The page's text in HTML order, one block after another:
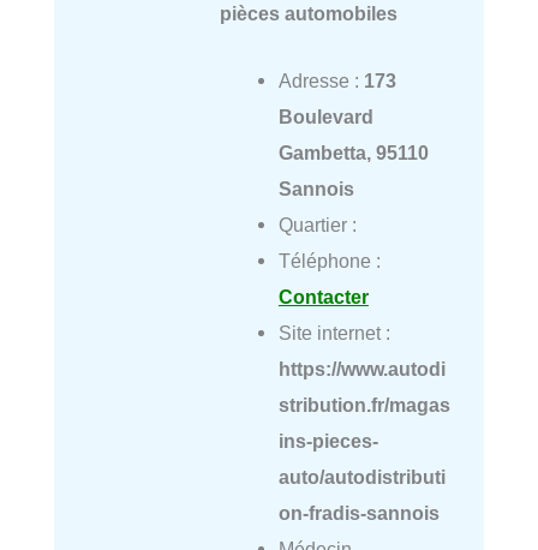
pièces automobiles
Adresse : 173
Boulevard
Gambetta, 95110
Sannois
Quartier :
Téléphone :
Contacter
Site internet :
https://www.autodi
stribution.fr/magas
ins-pieces-
auto/autodistributi
on-fradis-sannois